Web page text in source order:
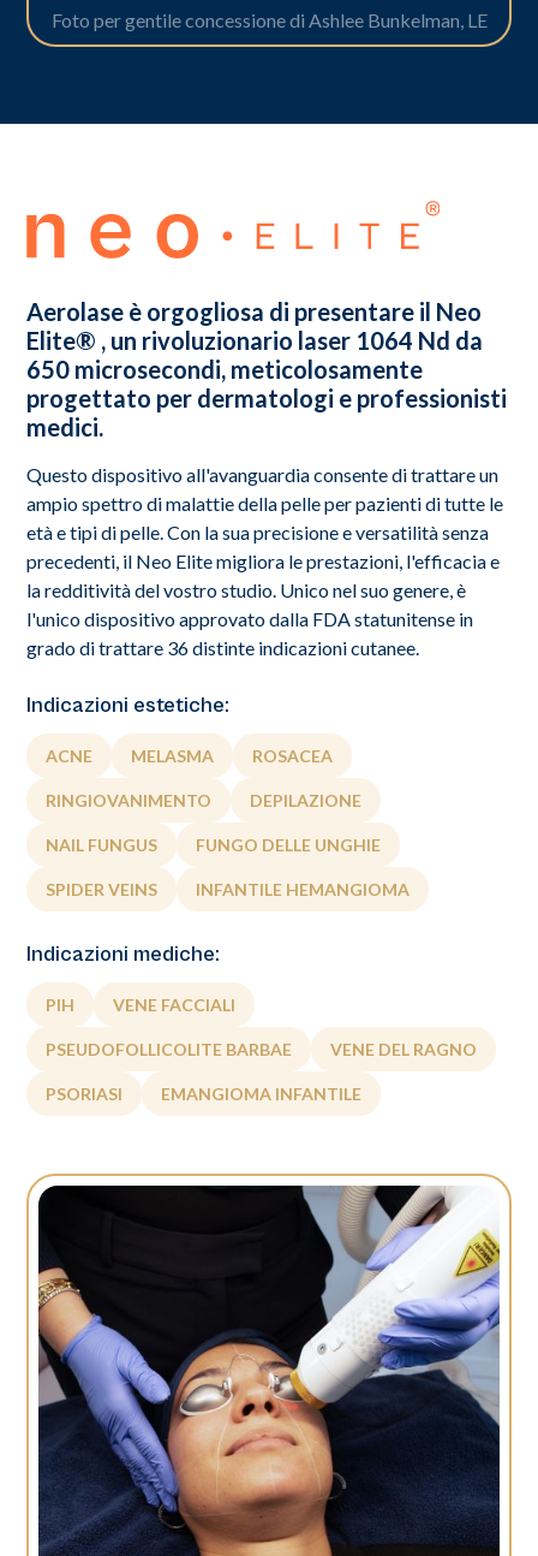
Foto per gentile concessione di Ashlee Bunkelman, LE
Aerolase è orgogliosa di presentare il Neo
Elite® ️, un rivoluzionario laser 1064 Nd da
650 microsecondi, meticolosamente
progettato per dermatologi e professionisti
medici.
Questo dispositivo all'avanguardia consente di trattare un
ampio spettro di malattie della pelle per pazienti di tutte le
età e tipi di pelle. Con la sua precisione e versatilità senza
precedenti, il Neo Elite migliora le prestazioni, l'efficacia e
la redditività del vostro studio. Unico nel suo genere, è
l'unico dispositivo approvato dalla FDA statunitense in
grado di trattare 36 distinte indicazioni cutanee.
Indicazioni estetiche:
ACNE MELASMA ROSACEA
RINGIOVANIMENTO DEPILAZIONE
NAIL FUNGUS FUNGO DELLE UNGHIE
SPIDER VEINS INFANTILE HEMANGIOMA
Indicazioni mediche:
PIH VENE FACCIALI
PSEUDOFOLLICOLITE BARBAE VENE DEL RAGNO
PSORIASI EMANGIOMA INFANTILE